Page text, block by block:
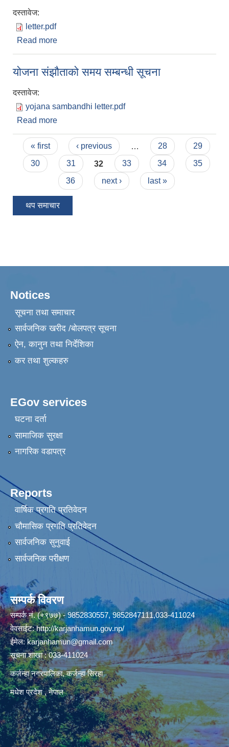
दस्तावेज:
letter.pdf
Read more
योजना संझौताको समय सम्बन्धी सूचना
दस्तावेज:
yojana sambandhi letter.pdf
Read more
Pages
« first ‹ previous 28
29
30
31 32 33 34
35
36
next › last »
थप समाचार
Notices
सूचना तथा समाचार
सार्वजनिक खरीद /बोलपत्र सूचना
ऐन, कानुन तथा निर्देशिका
कर तथा शुल्कहरु
EGov services
घटना दर्ता
सामाजिक सुरक्षा
नागरिक वडापत्र
Reports
वार्षिक प्रगति प्रतिवेदन
चौमासिक प्रगति प्रतिवेदन
सार्वजनिक सुनुवाई
सार्वजनिक परीक्षण
सम्पर्क विवरण
सम्पर्क नं. (+९७७) - 9852830557, 9852847111,033-411024
वेवसाईट:http://karjanhamun.gov.np/
ईमेल:karjanhamun@gmail.com
सूचना शाखा : 033-411024
कर्जन्हा नगरपालिका, कर्जन्हा सिरहा
मधेश प्रदेश , नेपाल